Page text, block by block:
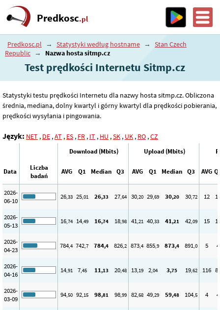
Predkosc.pl
Predkosc.pl → Statystyki według hostname →
Stan Czech
Republic → Nazwa hosta sitmp.cz
Test prędkości Internetu Sitmp.cz
Statystyki testu prędkości Internetu dla nazwy hosta sitmp.cz. Obliczona
średnia, mediana, dolny kwartyl i górny kwartyl dla prędkości pobierania,
prędkości wysyłania i pingowania.
Język: NET , DE ,AT , ES , FR , IT , HU ,SK , UK , RO ,CZ
Download (Mbits) Upload (Mbits)
Data
Liczba
badań
AVG Q1 Median Q3 AVG Q1 Median Q3 AVG
2026-
06-10
26,33 25,01 26,33 27,64 30,20 29,69 30,20 30,72 12
2026-
05-13
16,74 14,49 16,74 18,98 41,21 40,33 41,21 42,09 15
2026-
04-23
784,4 742,7 784,4 826,2 873,4 855,9 873,4 891,0 5 4
2026-
04-16
14,91 7,45 11,13 20,48 13,19 2,04 3,75 19,62 116
2026-
03-09
94,50 92,15 98,81 98,99 82,68 49,29 59,48 104,5 4 4